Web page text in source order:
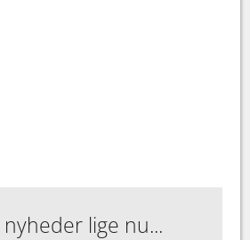
lige nu...